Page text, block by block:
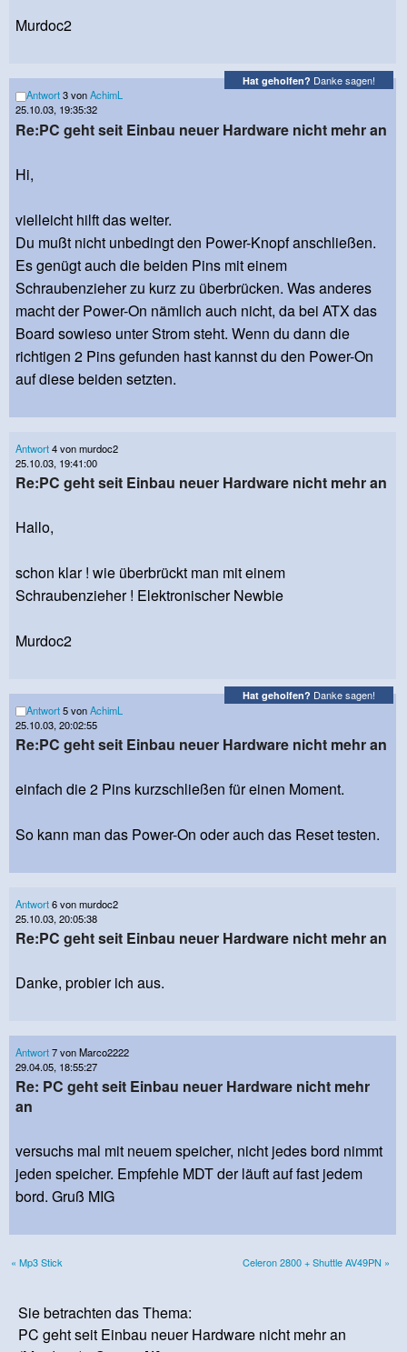
Murdoc2
Hat geholfen? Danke sagen!
Antwort3 vonAchimL
25.10.03, 19:35:32
Re:PC geht seit Einbau neuer Hardware nicht mehr an
Hi,
vielleicht hilft das weiter.
Du mußt nicht unbedingt den Power-Knopf anschließen.
Es genügt auch die beiden Pins mit einem
Schraubenzieher zu kurz zu überbrücken. Was anderes
macht der Power-On nämlich auch nicht, da bei ATX das
Board sowieso unter Strom steht. Wenn du dann die
richtigen 2 Pins gefunden hast kannst du den Power-On
auf diese beiden setzten.
Antwort4 von murdoc2
25.10.03, 19:41:00
Re:PC geht seit Einbau neuer Hardware nicht mehr an
Hallo,
schon klar ! wie überbrückt man mit einem
Schraubenzieher ! Elektronischer Newbie
Murdoc2
Hat geholfen? Danke sagen!
Antwort5 vonAchimL
25.10.03, 20:02:55
Re:PC geht seit Einbau neuer Hardware nicht mehr an
einfach die 2 Pins kurzschließen für einen Moment.
So kann man das Power-On oder auch das Reset testen.
Antwort6 von murdoc2
25.10.03, 20:05:38
Re:PC geht seit Einbau neuer Hardware nicht mehr an
Danke, probier ich aus.
Antwort7 von Marco2222
29.04.05, 18:55:27
Re: PC geht seit Einbau neuer Hardware nicht mehr
an
versuchs mal mit neuem speicher, nicht jedes bord nimmt
jeden speicher. Empfehle MDT der läuft auf fast jedem
bord. Gruß MIG
« Mp3 Stick Celeron 2800 + Shuttle AV49PN »
Sie betrachten das Thema:
PC geht seit Einbau neuer Hardware nicht mehr an